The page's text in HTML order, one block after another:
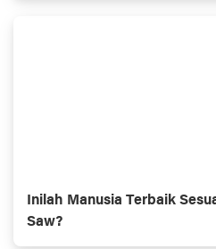
Inilah Manusia Terbaik
Saw?